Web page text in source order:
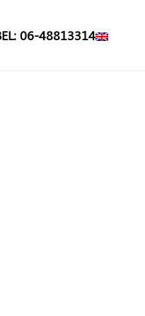
06-48813314